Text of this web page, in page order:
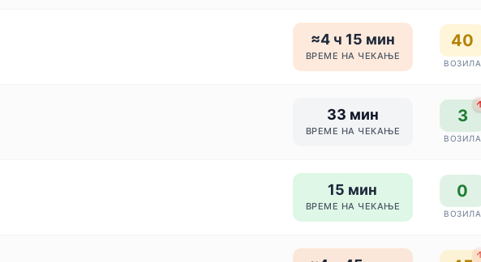
≈4 ч 15 мин
ВРЕМЕ НА ЧЕКАЊЕ
40
ВОЗИЛА
33 мин
ВРЕМЕ НА ЧЕКАЊЕ
3
ВОЗИЛА
15 мин
ВРЕМЕ НА ЧЕКАЊЕ
0
ВОЗИЛА